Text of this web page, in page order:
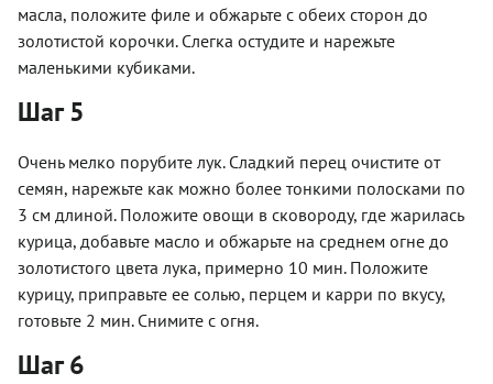
масла, положите филе и обжарьте с обеих сторон до
золотистой корочки. Слегка остудите и нарежьте
маленькими кубиками.
Шаг 5
Очень мелко порубите лук. Сладкий перец очистите от
семян, нарежьте как можно более тонкими полосками по
3 см длиной. Положите овощи в сковороду, где жарилась
курица, добавьте масло и обжарьте на среднем огне до
золотистого цвета лука, примерно 10 мин. Положите
курицу, приправьте ее солью, перцем и карри по вкусу,
готовьте 2 мин. Снимите с огня.
Шаг 6